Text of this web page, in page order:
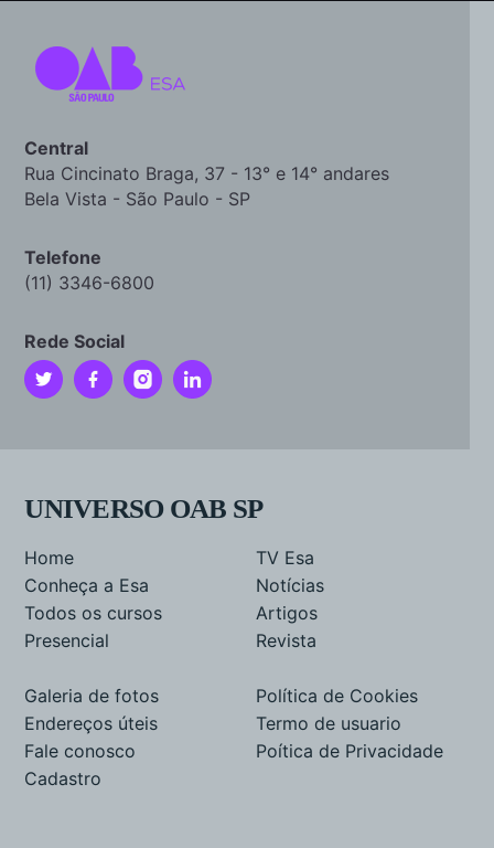
Central
Rua Cincinato Braga, 37 - 13° e 14° andares
Bela Vista - São Paulo - SP
Telefone
(11) 3346-6800
Rede Social
UNIVERSO OAB SP
Home
Conheça a Esa
Todos os cursos
Presencial
TV Esa
Notícias
Artigos
Revista
Galeria de fotos
Endereços úteis
Fale conosco
Cadastro
Política de Cookies
Termo de usuario
Poítica de Privacidade